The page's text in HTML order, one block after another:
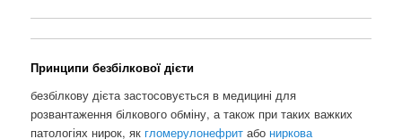
Принципи безбілкової дієти
безбілкову дієта застосовується в медицині для
розвантаження білкового обміну, а також при таких важких
патологіях нирок, як гломерулонефритабо ниркова